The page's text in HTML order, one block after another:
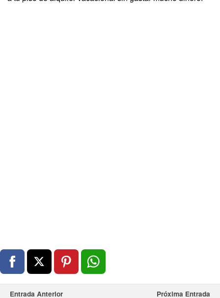
Entrada Anterior Próxima Entrada